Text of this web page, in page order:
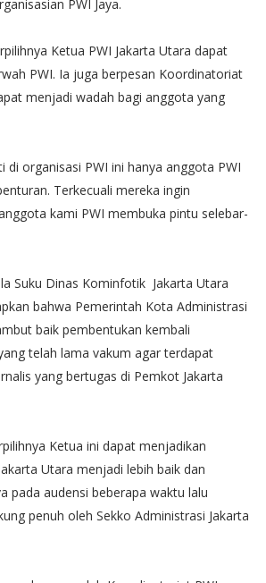
PWI Jaya.
Ketua PWI Jakarta Utara dapat
PWI. Ia juga berpesan Koordinatoriat
menjadi wadah bagi anggota yang
di organisasi PWI ini hanya anggota PWI
Terkecuali mereka ingin
kami PWI membuka pintu selebar-
Suku Dinas Kominfotik Jakarta Utara
bahwa Pemerintah Kota Administrasi
baik pembentukan kembali
telah lama vakum agar terdapat
yang bertugas di Pemkot Jakarta
Ketua ini dapat menjadikan
Utara menjadi lebih baik dan
pada audensi beberapa waktu lalu
penuh oleh Sekko Administrasi Jakarta